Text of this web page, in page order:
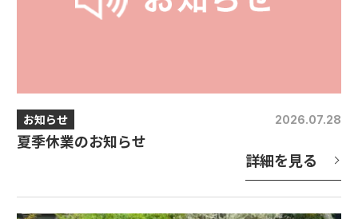
お知らせ 2026.07.28
夏季休業のお知らせ
詳細を見る